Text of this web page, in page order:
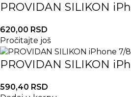
PROVIDAN SILIKON
620,00 RSD
Pročitajte još
PROVIDAN SILIKON
590,40 RSD